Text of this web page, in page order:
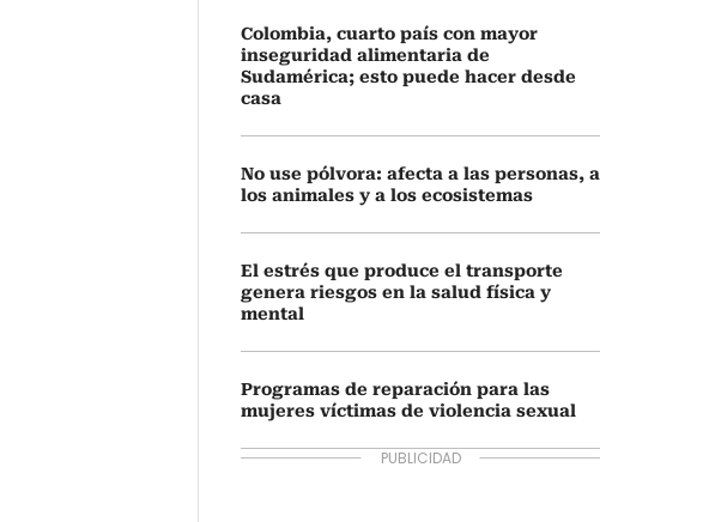
Colombia, cuarto país con mayor
inseguridad alimentaria de
Sudamérica; esto puede hacer desde
casa
No use pólvora: afecta a las personas, a
los animales y a los ecosistemas
El estrés que produce el transporte
genera riesgos en la salud física y
mental
Programas de reparación para las
mujeres víctimas de violencia sexual